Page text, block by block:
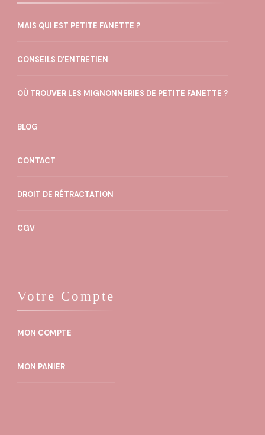
MAIS QUI EST PETITE FANETTE ?
CONSEILS D'ENTRETIEN
OÙ TROUVER LES MIGNONNERIES DE PETITE FANETTE ?
BLOG
CONTACT
DROIT DE RÉTRACTATION
CGV
Votre Compte
MON COMPTE
MON PANIER